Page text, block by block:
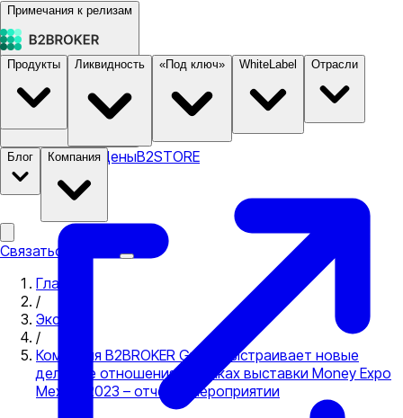
Примечания к релизам
Документация ЦеныB2STORE
Продукты Ликвидность «Под ключ» WhiteLabel Отрасли
Блог Компания
Связаться с нами
Главная
/
Экспо
/
Компания B2BROKER Group выстраивает новые
деловые отношения в рамках выставки Money Expo
Mexico 2023 – отчет о мероприятии